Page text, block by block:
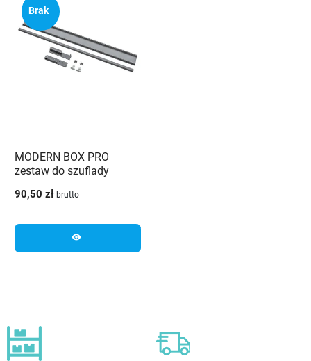
Brak
MODERN BOX PRO
zestaw do szuflady
H199 antracyt
90,50 zł brutto
visibility